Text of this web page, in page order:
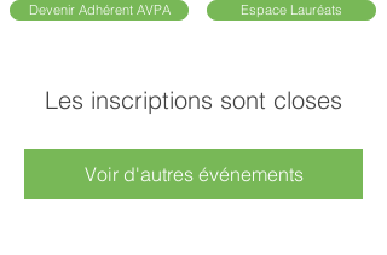
Devenir Adhérent AVPA Espace Lauréats
Les inscriptions sont closes
Voir d'autres événements